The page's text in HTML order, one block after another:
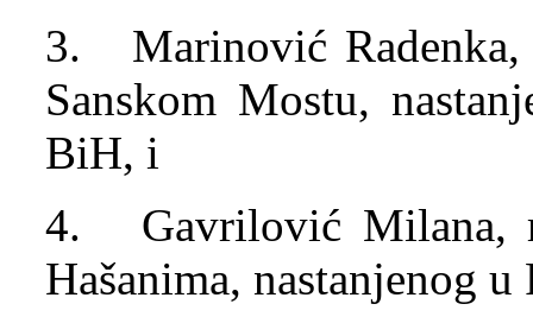
3. Marinović Radenka,
Sanskom Mostu,
BiH, i
4. Gavrilović Milana,
Hašanima, nastanjenog